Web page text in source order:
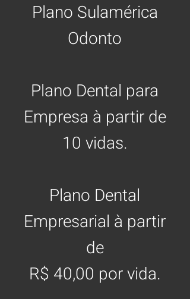
Plano Sulamérica
Odonto
Plano Dental para
Empresa à partir de
10 vidas.
Plano Dental
Empresarial à partir
de
R$ 40,00 por vida.